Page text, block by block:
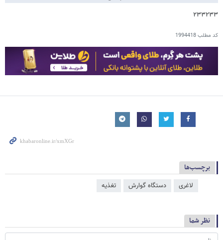
۲۳۳۲۳۳
کد مطلب1994418
برچسب‌ها
لاغری دستگاه گوارش تغذیه
نظر شما